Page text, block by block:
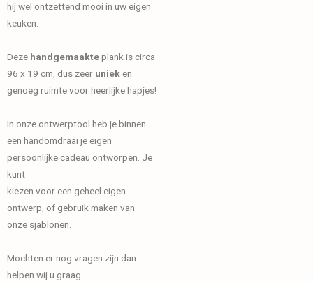
hij wel ontzettend mooi in uw eigen
keuken.
Deze handgemaakteplank is circa
96 x 19 cm, dus zeer uniek en
genoeg ruimte voor heerlijke hapjes!
In onze ontwerptool heb je binnen
een handomdraai je eigen
persoonlijke cadeau ontworpen. Je
kunt
kiezen voor een geheel eigen
ontwerp, of gebruik maken van
onze sjablonen.
Mochten er nog vragen zijn dan
helpen wij u graag.